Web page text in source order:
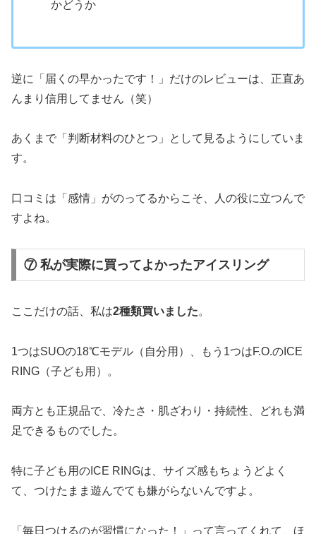
かどうか
逆に「届くの早かったです！」だけのレビューは、正直あ
んまり信用してません（笑）
あくまで「判断材料のひとつ」として見るようにしていま
す。
口コミは「感情」がのってるからこそ、人の役に立つんで
すよね。
⑦ 私が実際に買ってよかったアイスリング
ここだけの話、私は2種類買いました。
1つはSUOの18℃モデル（自分用）、もう1つはF.O.のICE
RING（子ども用）。
両方とも正規品で、冷たさ・肌ざわり・持続性、どれも満
足できるものでした。
特に子ども用のICE RINGは、サイズ感もちょうどよく
て、つけたまま遊んでても嫌がらないんですよ。
「毎日つけるのが習慣になった！」って言ってくれて、ほ